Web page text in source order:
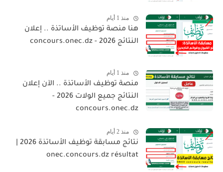
منذ 1 أيام
هنا منصة توظيف الأساتذة .. إعلان
النتائج 2026 - concours.onec.dz
منذ 1 أيام
منصة توظيف الأساتذة .. الآن إعلان
النتائج جميع الولات 2026 -
concours.onec.dz
منذ 2 أيام
نتائج مسابقة توظيف الأساتذة 2026 |
onec.concours.dz résultat